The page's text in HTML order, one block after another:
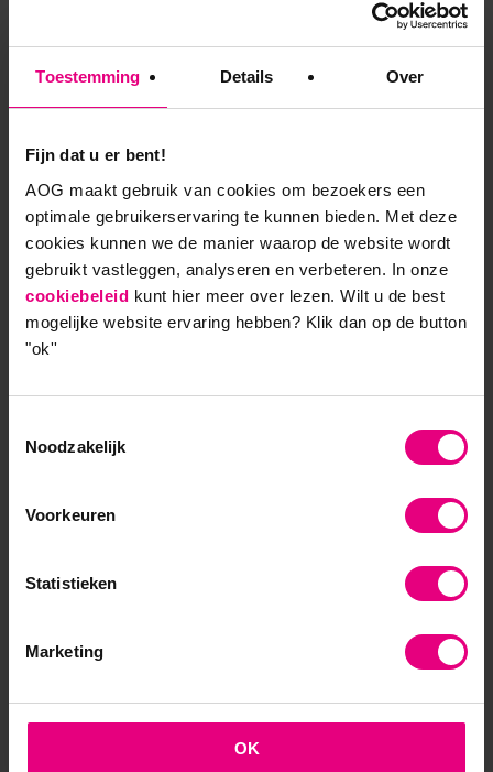
Toestemming Details Over
Fijn dat u er bent!
AOG maakt gebruik van cookies om bezoekers een
optimale gebruikerservaring te kunnen bieden. Met deze
cookies kunnen we de manier waarop de website wordt
gebruikt vastleggen, analyseren en verbeteren. In onze
cookiebeleid kunt hier meer over lezen. Wilt u de best
mogelijke website ervaring hebben? Klik dan op de button
"ok''
Noodzakelijk
Voorkeuren
Statistieken
Marketing
OK
‘Ik ben om!’
9,0 op klantenvertellen.nl
- Opleider sinds 1988
- Samen leren en reflecteren